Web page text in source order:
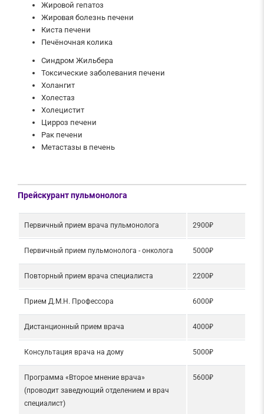
Жировой гепатоз
Жировая болезнь печени
Киста печени
Печёночная колика
Синдром Жильбера
Токсические заболевания печени
Холангит
Холестаз
Холецистит
Цирроз печени
Рак печени
Метастазы в печень
Прейскурант пульмонолога
Первичный прием врача пульмонолога 2900₽
Первичный прием пульмонолога - онколога 5000₽
Повторный прием врача специалиста 2200₽
Прием Д.М.Н. Профессора 6000₽
Дистанционный прием врача 4000₽
Консультация врача на дому 5000₽
Программа «Второе мнение врача»
(проводит заведующий отделением и врач
специалист)
5600₽